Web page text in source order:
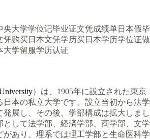
央大学学位记毕业证文凭成绩单日本假毕
凭购买日本文凭学历买日本学历学位证做
大学留服学历认证
）は、1905年に設立された東京
日本の私立大学です。設立当初から法学
発展し、その後、学部構成は拡大しまし
として法学部、経済学部、商学部、文学
があり、理系では理工学部と生命医科学